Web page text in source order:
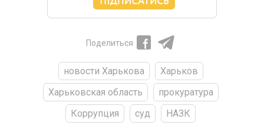
Поделиться
новости Харькова
Харьков
Харьковская область
прокуратура
Коррупция
суд НАЗК